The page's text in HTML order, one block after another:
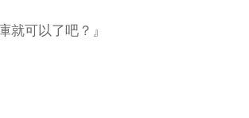
可以了吧？』